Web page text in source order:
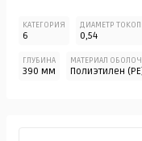
КАТЕГОРИЯ
6
ДИАМЕТР
0,54
ГЛУБИНА
390 мм
МАТЕРИАЛ
Полиэтилен